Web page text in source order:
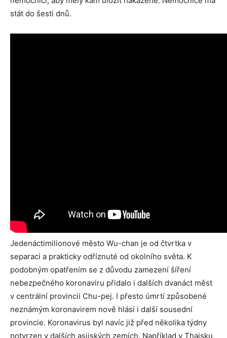
stát do šesti dnů.
Jedenáctimilionové město Wu-chan je od čtvrtka v
separaci a prakticky odříznuté od okolního světa. K
podobným opatřením se z důvodu zamezení šíření
nebezpečného koronaviru přidalo i dalších dvanáct měst
v centrální provincii Chu-pej. I přesto úmrtí způsobené
neznámým koronavirem nově hlásí i další sousední
provincie. Koronavirus byl navíc již před několika týdny
potvrzen v dalších asijských zemích. Například v Thajsku,